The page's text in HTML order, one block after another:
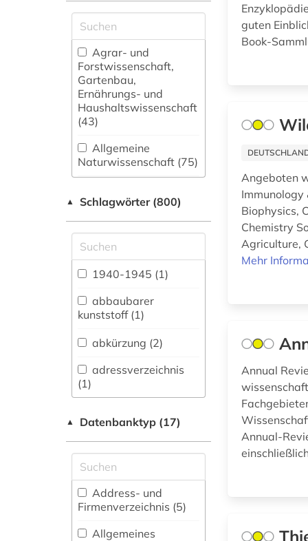
Agrar- und
Forstwissenschaft,
Gartenbau,
Ernährungs- und
Haushaltswissenschaft
(43)
Allgemeine
Naturwissenschaft (75)
fachübergreifende
Allgemeine und
vergleichende Sprach-
und
Literaturwissenschaft.
Indogermanistik.
Außereuropäische
Literaturen (7)
Anglistik.
Amerikanistik (12)
Vermessungswesen
(46)
Biologie,
Biotechnologie (221)
▲ Schlagwörter (800)
1940-1945 (1)
abbaubarer
kunststoff (1)
abkürzung (2)
adressverzeichnis
(1)
agrar- (1)
agrarwissenschaften
(1)
▲ Datenbanktyp (17)
Address- und
Firmenverzeichnis (5)
Allgemeines
guten
Book-
Angeboten
Immunology
Biophysics,
Chemistry
Agriculture,
Mehr
Annual
Annual-